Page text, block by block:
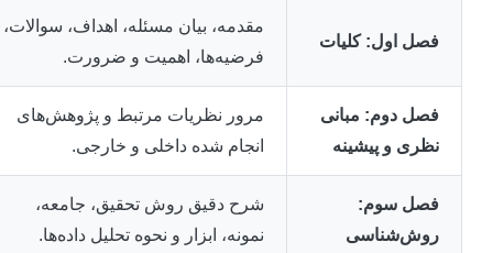
فصل اول: کلیات
مقدمه، بیان مسئله، اهداف، سوالات،
فرضیه‌ها، اهمیت و ضرورت.
فصل دوم: مبانی
نظری و پیشینه
مرور نظریات مرتبط و پژوهش‌های
انجام شده داخلی و خارجی.
فصل سوم:
روش‌شناسی
شرح دقیق روش تحقیق، جامعه،
نمونه، ابزار و نحوه تحلیل داده‌ها.